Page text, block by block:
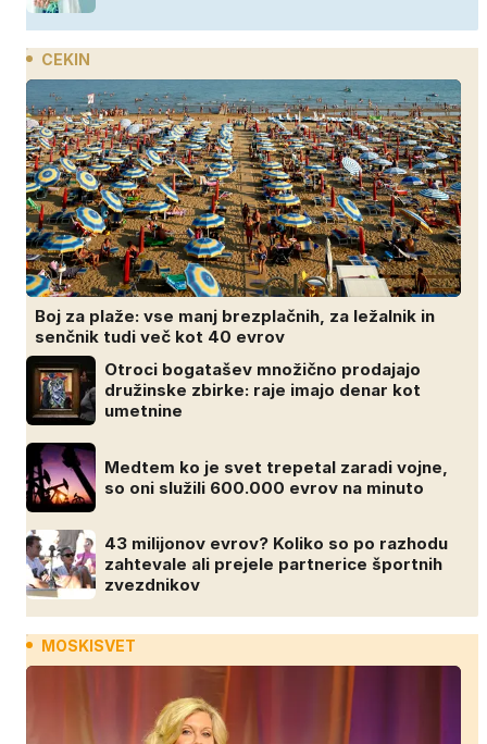
CEKIN
Boj za plaže: vse manj brezplačnih, za ležalnik in
senčnik tudi več kot 40 evrov
Otroci bogatašev množično prodajajo
družinske zbirke: raje imajo denar kot
umetnine
Medtem ko je svet trepetal zaradi vojne,
so oni služili 600.000 evrov na minuto
43 milijonov evrov? Koliko so po razhodu
zahtevale ali prejele partnerice športnih
zvezdnikov
MOSKISVET